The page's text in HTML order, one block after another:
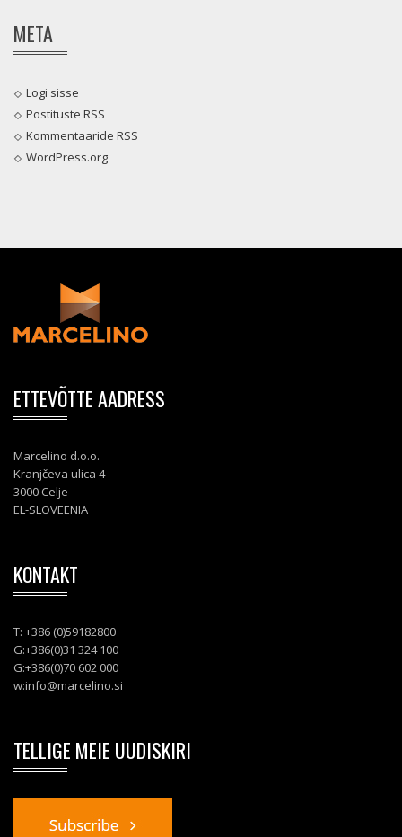
META
Logi sisse
Postituste RSS
Kommentaaride RSS
WordPress.org
ETTEVÕTTE AADRESS
Marcelino d.o.o.
Kranjčeva ulica 4
3000 Celje
EL-SLOVEENIA
KONTAKT
T: +386 (0)59182800
G:+386(0)31 324 100
G:+386(0)70 602 000
w:info@marcelino.si
TELLIGE MEIE UUDISKIRI